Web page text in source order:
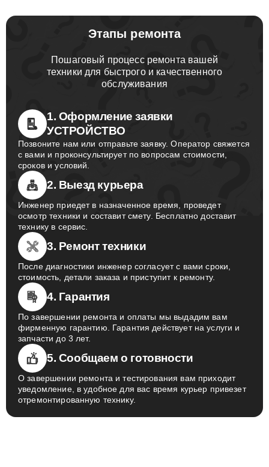
Этапы ремонта
Пошаговый процесс ремонта вашей
техники для быстрого и качественного
обслуживания
1. Оформление заявки
УСТРОЙСТВО
Позвоните нам или отправьте заявку. Оператор свяжется
с вами и проконсультирует по вопросам стоимости,
сроков и условий.
2. Выезд курьера
Инженер приедет в назначенное время, проведет
осмотр техники и составит смету. Бесплатно доставит
технику в сервис.
3. Ремонт техники
После диагностики инженер согласует с вами сроки,
стоимость, детали заказа и приступит к ремонту.
4. Гарантия
По завершении ремонта и оплаты мы выдадим вам
фирменную гарантию. Гарантия действует на услуги и
запчасти до 3 лет.
5. Сообщаем о готовности
О завершении ремонта и тестирования вам приходит
уведомление, в удобное для вас время курьер привезет
отремонтированную технику.